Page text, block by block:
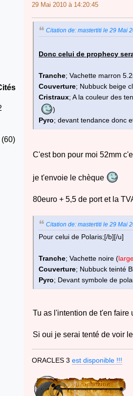
29 Mai 2010 à 14:20:45
Citation de: mastertiti le 29 Mai
Donc celui de prophecy
Tranche; Vachette marron
Couverture; Nubbuck beige
Cristraux; A la couleur des
)
Pyro; devant tendance donc
C'est bon pour moi 52mm
je t'envoie le chèque
80euro + 5,5 de port et la
Citation de: mastertiti le 29 Mai
Pour celui de Polaris;[/b][/u]
Tranche; Vachette noire (
Couverture; Nubbuck teinté
Pyro; Devant symbole de
Tu as l'intention de t'en faire
Si oui je serai tenté de voir
ORACLES 3est disponible !!!